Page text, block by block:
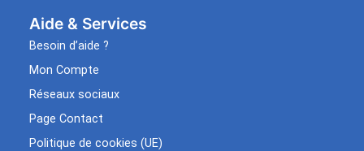
Aide & Services​
Besoin d’aide ?
Mon Compte
Réseaux sociaux
Page Contact
Politique de cookies (UE)